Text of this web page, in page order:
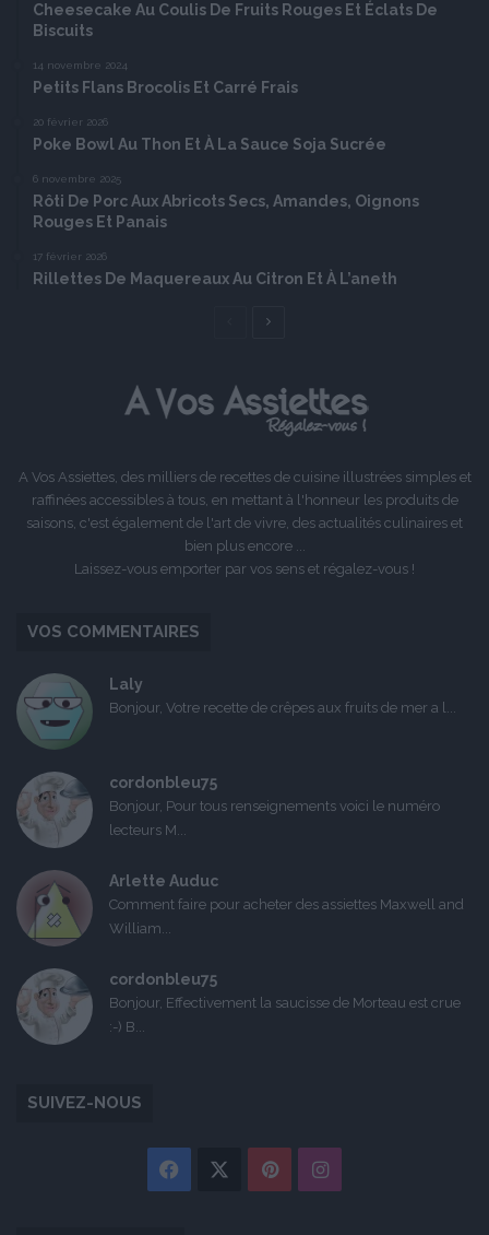
Cheesecake Au Coulis De Fruits Rouges Et Éclats De
Biscuits
14 novembre 2024
Petits Flans Brocolis Et Carré Frais
20 février 2026
Poke Bowl Au Thon Et À La Sauce Soja Sucrée
6 novembre 2025
Rôti De Porc Aux Abricots Secs, Amandes, Oignons
Rouges Et Panais
17 février 2026
Rillettes De Maquereaux Au Citron Et À L’aneth
Page
A Vos Assiettes, des milliers de recettes de cuisine illustrées simples et
raffinées accessibles à tous, en mettant à l'honneur les produits de
saisons, c'est également de l'art de vivre, des actualités culinaires et
bien plus encore ...
Laissez-vous emporter par vos sens et régalez-vous !
VOS COMMENTAIRES
Laly
Bonjour, Votre recette de crêpes aux fruits de mer a l...
cordonbleu75
Bonjour, Pour tous renseignements voici le numéro
lecteurs M...
Arlette Auduc
Comment faire pour acheter des assiettes Maxwell and
William...
cordonbleu75
Bonjour, Effectivement la saucisse de Morteau est crue
:-) B...
SUIVEZ-NOUS
Facebook PinterestInstagram